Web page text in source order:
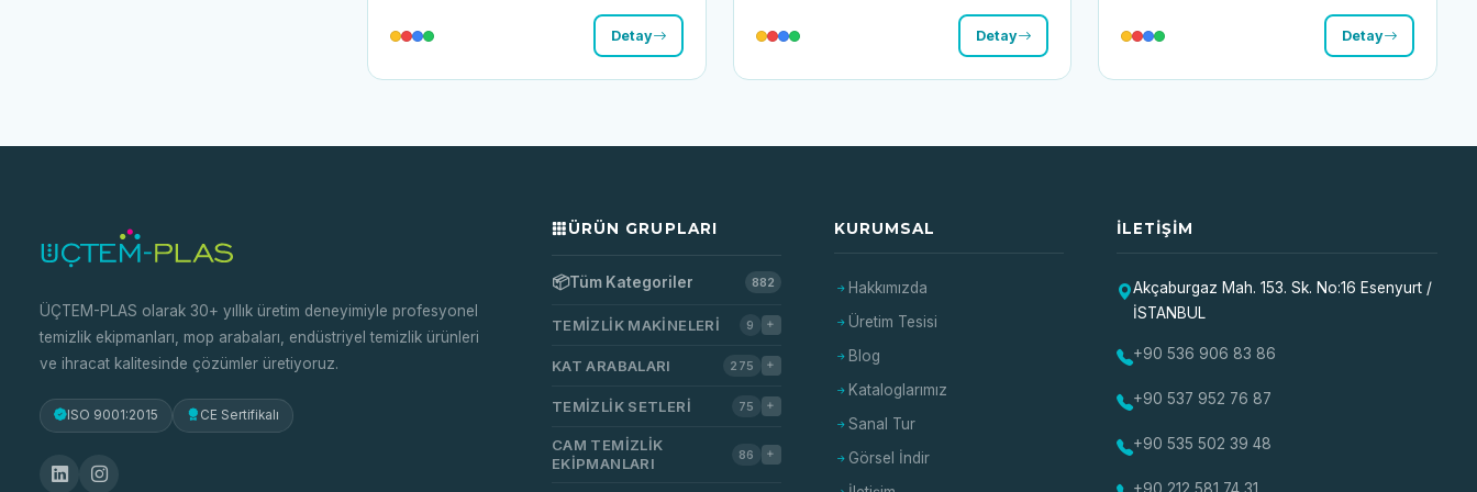
Detay Detay Detay
ÜÇTEM-PLAS olarak 30+ yıllık üretim deneyimiyle profesyonel
temizlik ekipmanları, mop arabaları, endüstriyel temizlik ürünleri
ve ihracat kalitesinde çözümler üretiyoruz.
ISO 9001:2015 CE Sertifikalı
ÜRÜN GRUPLARI
📦Tüm Kategoriler 882
TEMIZLIK MAKINELERI 9
KAT ARABALARI 275
TEMIZLIK SETLERI 75
CAM TEMIZLIK
EKIPMANLARI
86
KURUMSAL
Hakkımızda
Üretim Tesisi
Blog
Kataloglarımız
Sanal Tur
Görsel İndir
İLETIŞIM
Akçaburgaz Mah. 153. Sk. No:16 Esenyurt /
İSTANBUL
+90 536 906 83 86
+90 537 952 76 87
+90 535 502 39 48